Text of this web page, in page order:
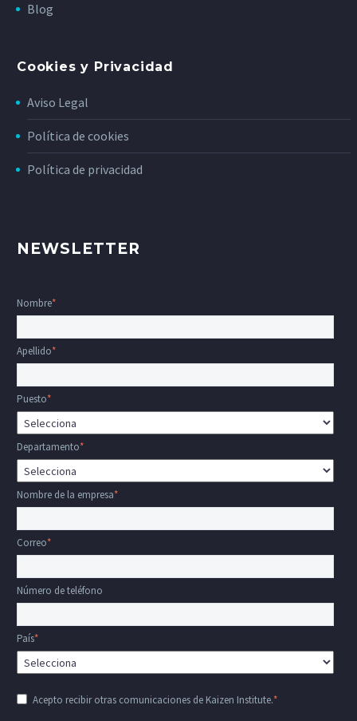
Blog
Cookies y Privacidad
Aviso Legal
Política de cookies
Política de privacidad
NEWSLETTER
Nombre*
Apellido*
Puesto*
Departamento*
Nombre de la empresa*
Correo*
Número de teléfono
País*
Acepto recibir otras comunicaciones de Kaizen Institute.*